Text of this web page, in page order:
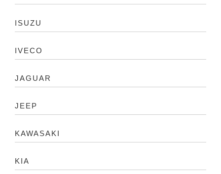
ISUZU
IVECO
JAGUAR
JEEP
KAWASAKI
KIA